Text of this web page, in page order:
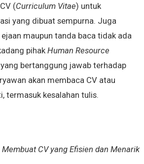
(Curriculum Vitae) untuk
yang dibuat sempurna. Juga
maupun tanda baca tidak ada
pihak Human Resource
yang bertanggung jawab terhadap
akan membaca CV atau
termasuk kesalahan tulis.
Membuat CV yang Efisien dan Menarik